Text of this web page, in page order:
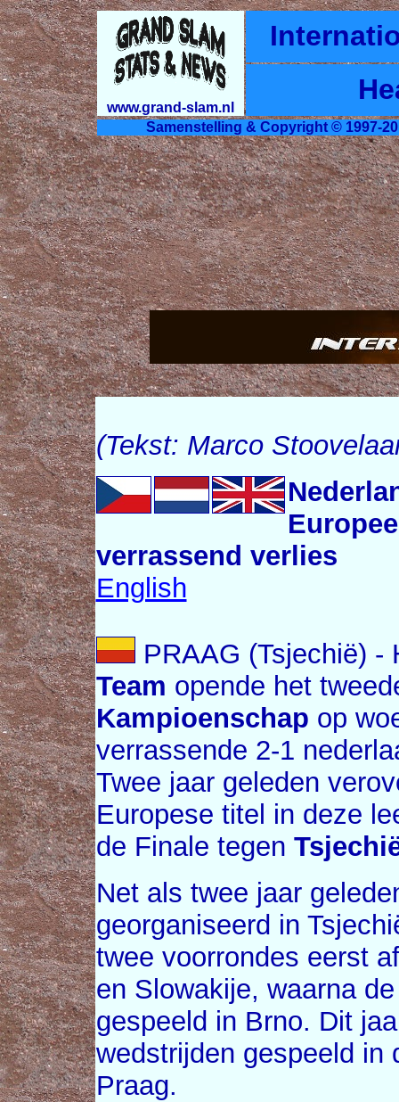
www.grand-slam.nl
Samenstelling & Copyright © 1997-
(Tekst: Marco
verrassend verlies
English
PRAAG (Tsjechië) -
Team opende het
Kampioenschap op
verrassende 2-1
Twee jaar geleden
Europese titel in deze
de Finale tegen
Net als twee jaar
georganiseerd in
twee voorrondes eerst
en Slowakije, waarna
gespeeld in Brno. Dit
wedstrijden gespeeld in
Praag.